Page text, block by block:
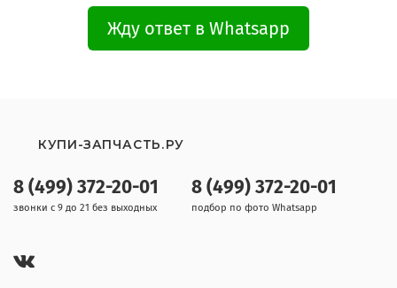
Жду ответ в Whatsapp
8 (499) 372-20-01
звонки с 9 до 21 без выходных
8 (499) 372-20-01
подбор по фото Whatsapp
КУПИ-ЗАПЧАСТЬ.РУ